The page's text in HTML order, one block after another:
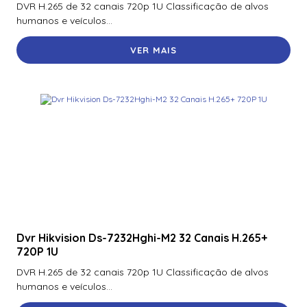
70300Aep0N | Assa Abloy | Placa De Expansão Para
Monitoramento Vertx V300
71000Bep0N01A | Assa Abloy | Controlador Vertx Evo™
V1000
72000Bep0N01A | Assa Abloy | Controlador Vertx Evo™
900Nnnnek2037P | Assa Abloy | Leitor De Proximidade R10
900Nsnnek20000 | Assa Abloy | Leitor De Proximidade R10
DVR H.265 de 32 canais 720p 1U Classificação de alvos
humanos e veículos...
VER MAIS
Dvr Hikvision Ds-7232Hghi-M2 32 Canais H.265+
720P 1U
DVR H.265 de 32 canais 720p 1U Classificação de alvos
humanos e veículos...